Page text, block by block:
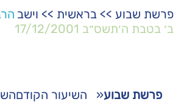
פרשת שבוע >> בראשית >> וישב
ב׳ בטבת ה׳תשס״ב 17/12/2001
פרשת שבוע« השיעור הקודם